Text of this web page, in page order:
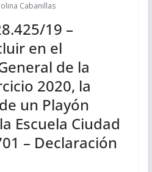
Cabanillas
19 –
en el
de la
2020, la
un Playón
Escuela Ciudad
– Declaración